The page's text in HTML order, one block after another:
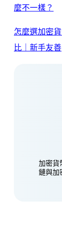
麼不一樣？
怎麼選加密
比｜新手友善
加密貨
鏈與加